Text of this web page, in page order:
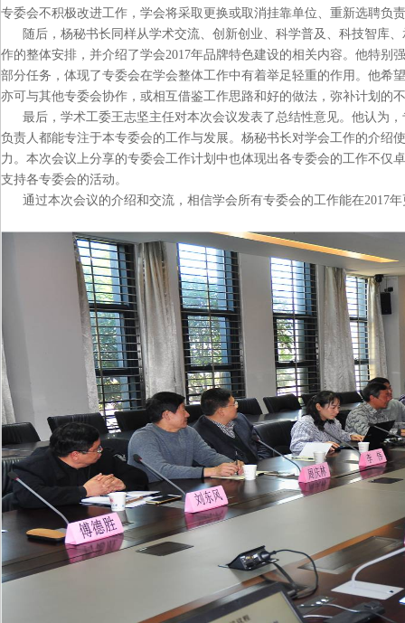
专委会不积极改进工作，学会将采取更换或取消挂靠单位、重新选聘负
随后，杨秘书长同样从学术交流、创新创业、科学普及、科技智库、
作的整体安排，并介绍了学会2017年品牌特色建设的相关内容。他特
部分任务，体现了专委会在学会整体工作中有着举足轻重的作用。他希
亦可与其他专委会协作，或相互借鉴工作思路和好的做法，弥补计划的
最后，学术工委王志坚主任对本次会议发表了总结性意见。他认为
负责人都能专注于本专委会的工作与发展。杨秘书长对学会工作的介绍
力。本次会议上分享的专委会工作计划中也体现出各专委会的工作不
支持各专委会的活动。
通过本次会议的介绍和交流，相信学会所有专委会的工作能在2017年